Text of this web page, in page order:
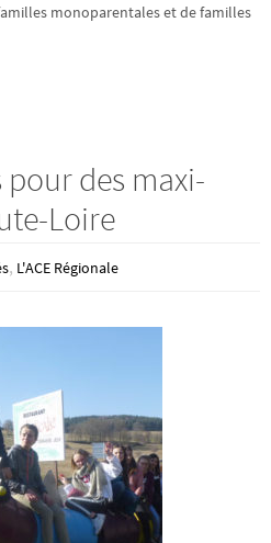
monoparentales et de familles
des maxi-
Loire
, L'ACE Régionale